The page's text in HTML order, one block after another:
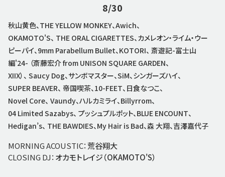
8/30
秋山黄色、THE YELLOW MONKEY、Awich、
OKAMOTO'S、 THE ORAL CIGARETTES、カメレオン・ライム・ウー
ピーパイ、9mm Parabellum Bullet、KOTORI、 斎遊記-富士山
編'24- （斎藤宏介 from UNISON SQUARE GARDEN、
XIIX）、 Saucy Dog、サンボマスター、SiM、シンガーズハイ、
SUPER BEAVER、 帝国喫茶、10-FEET、日食なつこ、
Novel Core、 Vaundy、ハルカミライ、Billyrrom、
04 Limited Sazabys、 プッシュプルポット、BLUE ENCOUNT、
Hedigan’s、 THE BAWDIES、My Hair is Bad、森 大翔、吉澤嘉代子
MORNING ACOUSTIC：荒谷翔大
CLOSING DJ： オカモトレイジ（OKAMOTO'S）